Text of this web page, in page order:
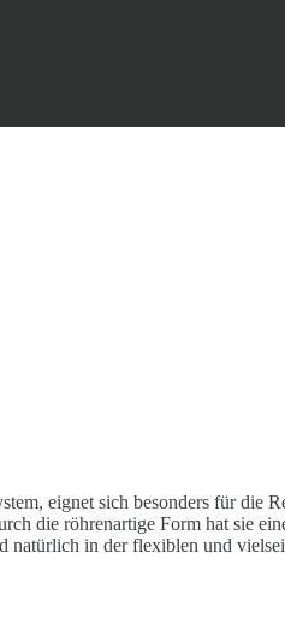
eignet sich besonders für die
die röhrenartige Form hat sie
natürlich in der flexiblen und